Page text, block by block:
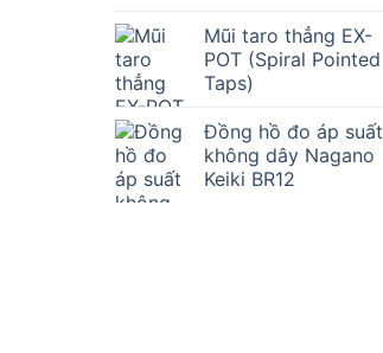
Mũi taro thẳng EX-
POT (Spiral Pointed
Taps)
Đồng hồ đo áp suất
không dây Nagano
Keiki BR12